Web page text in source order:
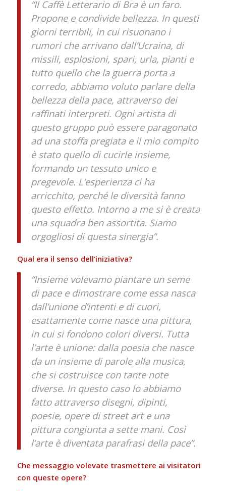
“Il Caffè Letterario di Bra è un faro.
Propone e condivide bellezza. In questi
giorni terribili, in cui risuonano i
rumori che arrivano dall’Ucraina, di
missili, esplosioni, spari, urla, pianti e
tutto quello che la guerra porta a
corredo, abbiamo voluto parlare della
bellezza della pace, attraverso dei
raffinati interpreti. Ogni artista di
questo gruppo può essere paragonato
ad una stoffa pregiata e il mio compito
è stato quello di cucirle insieme,
formando un tessuto unico e
pregevole. L’esperienza ci ha
arricchito, perché le diversità fanno
questo effetto. Intorno a me si è creata
una squadra ben assortita. Siamo
orgogliosi di questa sinergia”.
Qual era il senso dell’iniziativa?
“Insieme volevamo piantare un seme
di pace e dimostrare come essa nasca
dall’unione d’intenti e di cuori,
esattamente come nasce una pittura,
in cui si fondono colori diversi. Tutta
l’arte è unione: dalla poesia che nasce
da un insieme di parole alla musica,
che si costruisce con tante note
diverse. In questo caso lo abbiamo
fatto attraverso disegni, dipinti,
poesie, opere di street art e una
pittura congiunta a sette mani. Così
l’arte è diventata parafrasi della pace”.
Che messaggio volevate trasmettere ai visitatori
con queste opere?